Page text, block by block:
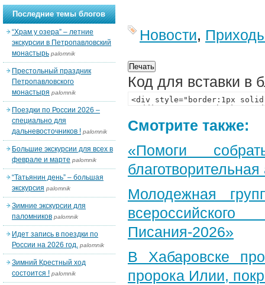
Новости,
Код для вставки в
Смотрите также:
«Помоги
Молодежная
Писания-2026»
В Хабаровске
пророка Илии,
Последние темы блогов
“Храм у озера” – летние
экскурсии в Петропавловский
монастырь palomnik
Престольный праздник
Петропавловского
монастыря palomnik
Поездки по России 2026 –
специально для
дальневосточников ! palomnik
Большие экскурсии для всех в
феврале и марте palomnik
“Татьянин день” – большая
экскурсия palomnik
Зимние экскурсии для
паломников palomnik
Идет запись в поездки по
России на 2026 год. palomnik
Зимний Крестный ход
состоится ! palomnik